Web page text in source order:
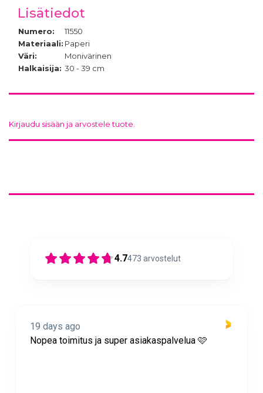
Lisätiedot
Numero:
11550
Materiaali: Paperi
Väri:
Monivärinen
Halkaisija: 30 - 39 cm
Kirjaudu sisään ja arvostele tuote.
4.7473 arvostelut
19 days ago
Nopea toimitus ja super asiakaspalvelua 🩷